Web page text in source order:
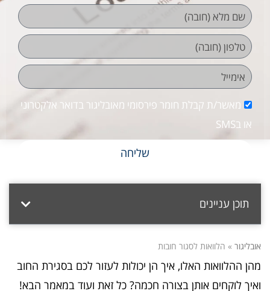
מאשר/ת קבלת חומר פירסומי מאובליגור בדואר אלקטרוני
או בSMS
שליחה
תוכן עניינים
אובליגור » הלוואות לסגור חובות
מהן ההלוואות האלו, איך הן יכולות לעזור לכם בסגירת החוב
ואיך לוקחים אותן בצורה חכמה? כל זאת ועוד במאמר הבא!